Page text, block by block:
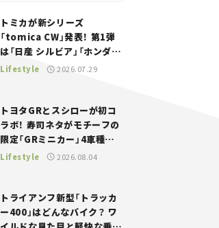
トミカが新シリーズ
「tomica CW」発表！ 第1弾
は「日産 シルビア」「ホンダ
NSX」が登場。世界が注目す
Lifestyle 2026.07.29
トヨタGRとスシローが初コ
ラボ！ 寿司ネタがモチーフの
限定「GRミニカー」4車種が
登場。入手方法は？【クルマ
Lifestyle 2026.08.04
トライアンフ新型「トラッカ
ー400」はどんなバイク？ ワ